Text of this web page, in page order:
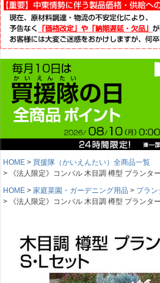
HOME
買援隊（かいえんたい）全商品一覧
《法人限定》コンパル 木目調 樽型 プランタ
HOME
家庭菜園・ガーデニング用品
プラン
《法人限定》コンパル 木目調 樽型 プランタ